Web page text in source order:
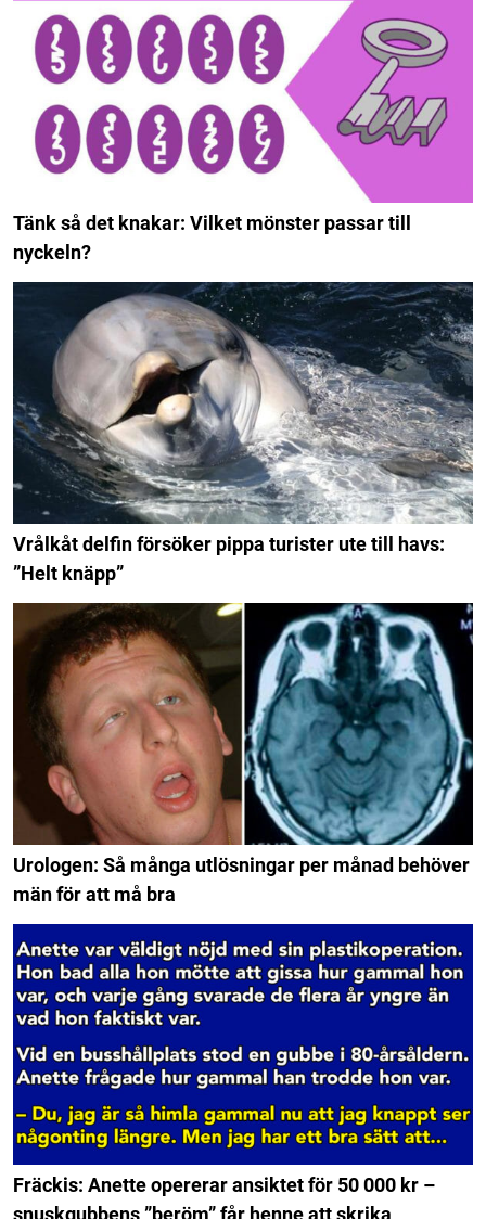
Tänk så det knakar: Vilket mönster passar till
nyckeln?
Vrålkåt delfin försöker pippa turister ute till havs:
”Helt knäpp”
Urologen: Så många utlösningar per månad behöver
män för att må bra
Fräckis: Anette opererar ansiktet för 50 000 kr –
snuskgubbens ”beröm” får henne att skrika